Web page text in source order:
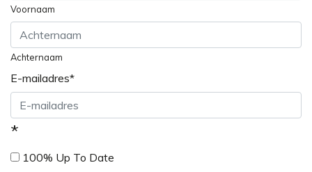
Voornaam
Achternaam
E-mailadres*
*
100% Up To Date